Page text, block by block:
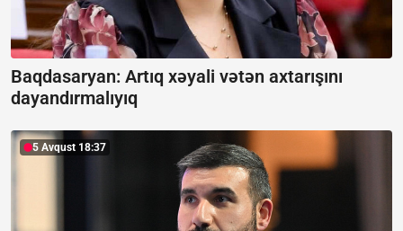
Baqdasaryan: Artıq xəyali vətən axtarışını
dayandırmalıyıq
5 Avqust 18:37